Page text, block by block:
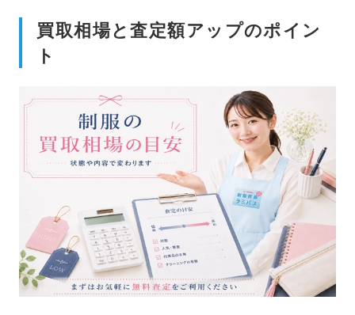
買取相場と査定額アップのポイン
ト